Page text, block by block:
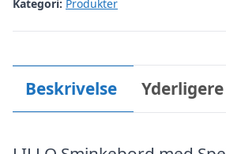
Kategori: Produkter
Beskrivelse